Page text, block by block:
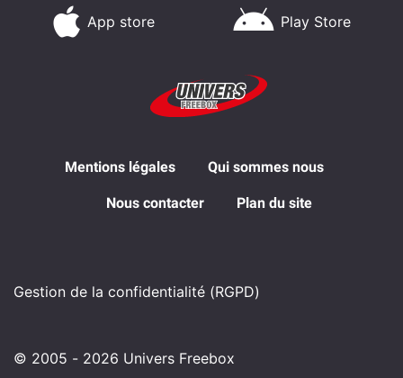
App store Play Store
Mentions légales Qui sommes nous
Nous contacter Plan du site
Gestion de la confidentialité (RGPD)
© 2005 - 2026 Univers Freebox